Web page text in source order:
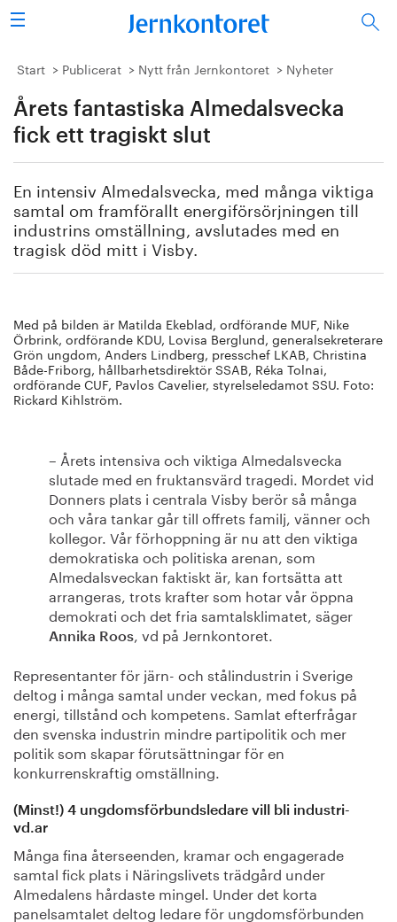
Sök
Stålindustrin
Vision 2050
Energi/miljö
Vi tycker
Bildbank
Om oss
Start Publicerat Nytt från Jernkontoret Nyheter
Årets fantastiska Almedalsvecka
fick ett tragiskt slut
En intensiv Almedalsvecka, med många viktiga
samtal om framförallt energiförsörjningen till
industrins omställning, avslutades med en
tragisk död mitt i Visby.
Med på bilden är Matilda Ekeblad, ordförande MUF, Nike
Örbrink, ordförande KDU, Lovisa Berglund, generalsekreterare
Grön ungdom, Anders Lindberg, presschef LKAB, Christina
Både-Friborg, hållbarhetsdirektör SSAB, Réka Tolnai,
ordförande CUF, Pavlos Cavelier, styrelseledamot SSU. Foto:
Rickard Kihlström.
– Årets intensiva och viktiga Almedalsvecka
slutade med en fruktansvärd tragedi. Mordet vid
Donners plats i centrala Visby berör så många
och våra tankar går till offrets familj, vänner och
kollegor. Vår förhoppning är nu att den viktiga
demokratiska och politiska arenan, som
Almedalsveckan faktiskt är, kan fortsätta att
arrangeras, trots krafter som hotar vår öppna
demokrati och det fria samtalsklimatet, säger
Annika Roos, vd på Jernkontoret.
Representanter för järn- och stålindustrin i Sverige
deltog i många samtal under veckan, med fokus på
energi, tillstånd och kompetens. Samlat efterfrågar
den svenska industrin mindre partipolitik och mer
politik som skapar förutsättningar för en
konkurrenskraftig omställning.
(Minst!) 4 ungdomsförbundsledare vill bli industri-
vd.ar
Många fina återseenden, kramar och engagerade
samtal fick plats i Näringslivets trädgård under
Almedalens hårdaste mingel. Under det korta
panelsamtalet deltog ledare för ungdomsförbunden